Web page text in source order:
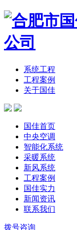
系统工程
工程案例
关于国佳
国佳首页
中央空调
智能化系统
采暖系统
新风系统
工程案例
国佳实力
新闻资讯
联系我们
拨号咨询